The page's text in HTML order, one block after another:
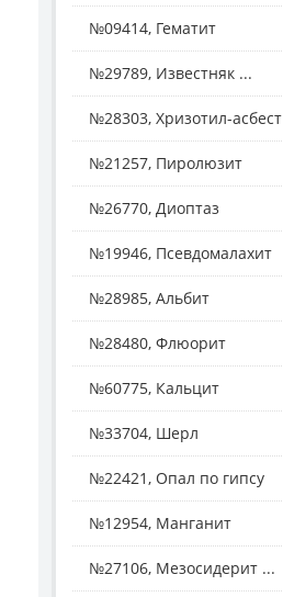
№09414, Гематит
№29789, Известняк ...
№28303, Хризотил-асбест
№21257, Пиролюзит
№26770, Диоптаз
№19946, Псевдомалахит
№28985, Альбит
№28480, Флюорит
№60775, Кальцит
№33704, Шерл
№22421, Опал по гипсу
№12954, Манганит
№27106, Мезосидерит ...